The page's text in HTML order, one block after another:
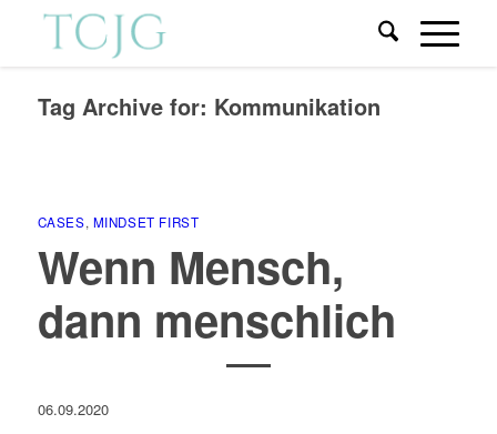
Tag Archive for: Kommunikation
CASES, MINDSET FIRST
Wenn Mensch,
dann menschlich
06.09.2020